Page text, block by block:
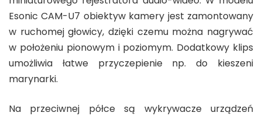
Esonic CAM-U7 obiektyw kamery jest zamontowany
w ruchomej głowicy, dzięki czemu można nagrywać
w położeniu pionowym i poziomym. Dodatkowy klips
umożliwia łatwe przyczepienie np. do kieszeni
marynarki.
Na przeciwnej półce są wykrywacze urządzeń